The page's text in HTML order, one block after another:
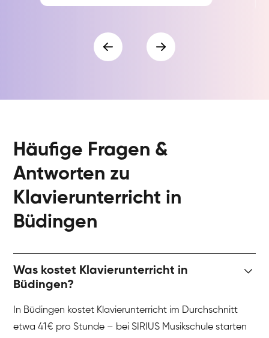
Häufige Fragen &
Antworten zu
Klavierunterricht in
Büdingen
Was kostet Klavierunterricht in
Büdingen?
In Büdingen kostet Klavierunterricht im Durchschnitt
etwa 41 € pro Stunde – bei SIRIUS Musikschule starten